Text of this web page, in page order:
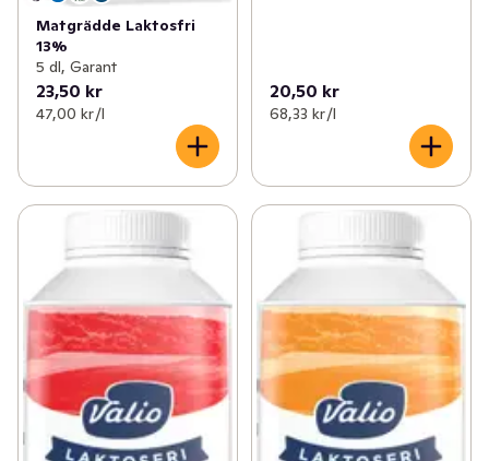
Matgrädde Laktosfri
13%
5 dl, Garant
23,50 kr
47,00 kr /l
20,50 kr
68,33 kr /l